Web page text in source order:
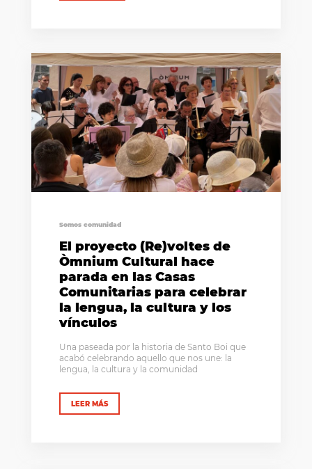
Somos comunidad
El proyecto (Re)voltes de
Òmnium Cultural hace
parada en las Casas
Comunitarias para celebrar
la lengua, la cultura y los
vínculos
Una paseada por la historia de Santo Boi que
acabó celebrando aquello que nos une: la
lengua, la cultura y la comunidad
LEER MÁS